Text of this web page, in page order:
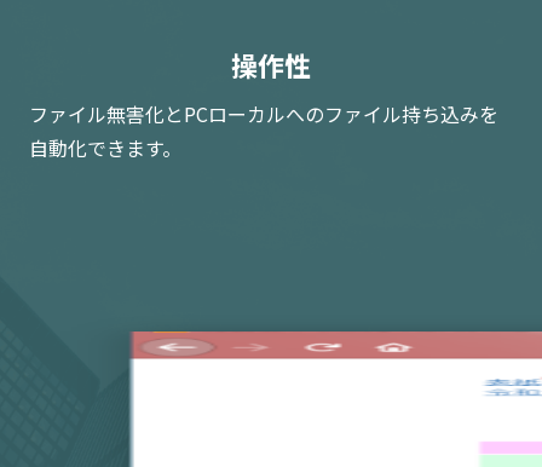
操作性
ファイル無害化とPCローカルへのファイル持ち込みを
自動化できます。